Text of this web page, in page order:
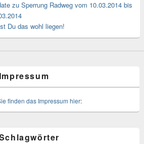
zu Sperrung Radweg vom 10.03.2014 bis
Du das wohl liegen!
Impressum
finden das Impressum hier: